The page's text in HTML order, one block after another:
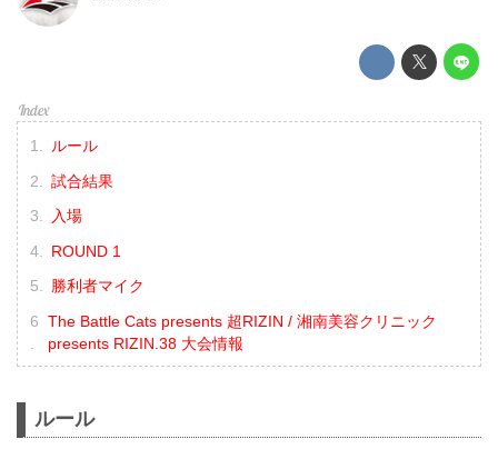
ルール
試合結果
入場
ROUND 1
勝利者マイク
The Battle Cats presents 超RIZIN / 湘南美容クリニック
presents RIZIN.38 大会情報
ルール